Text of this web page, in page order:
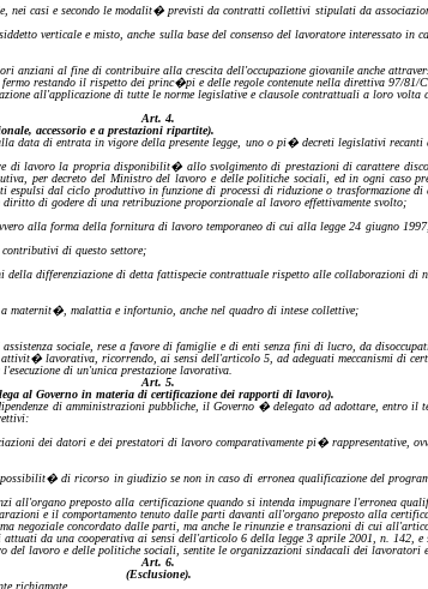
nei casi e secondo lemodalit� previsti da contratti collettivi stipulati da
verticale e misto, anche sulla base del consenso del lavoratore interessato in
anziani al fine di contribuire alla crescita dell'occupazione giovanile anche
restando il rispetto dei princ�pi e delle regole contenute nella direttiva 97/81/
all'applicazione di tutte le norme legislative e clausole contrattuali a loro
Art. 4.
accessorio e a prestazioni ripartite).
data di entrata in vigore della presente legge, uno o pi� decreti legislativi
lavoro la propria disponibilit� allo svolgimento di prestazioni di carattere
per decreto del Ministro del lavoro e delle politiche sociali, ed in ogni caso
dal ciclo produttivo in funzione di processi di riduzione o
di godere di una retribuzione proporzionale al lavoro effettivamente svolto;
alla forma della fornitura di lavoro temporaneo di cui alla legge 24 giugno
contributivi di questo settore;
differenziazione di detta fattispecie contrattuale rispetto alle collaborazioni di
maternit�, malattia e infortunio, anchenel quadro di intese collettive;
sociale, rese a favore di famiglie e di enti senza fini di lucro, da
lavorativa, ricorrendo, ai sensi dell'articolo 5, ad adeguati meccanismi di
ne di un'unica prestazione lavorativa.
Art. 5.
al Governo in materia di certificazione dei rapporti di lavoro).
di amministrazioni pubbliche, il Governo � delegato ad adottare, entro il
dei datori e dei prestatori di lavoro comparativamente pi� rappresentative,
possibilit� di ricorso in giudizio se non in casodi erronea qualificazione del
preposto alla certificazione quando si intenda impugnare l'erronea
eil comportamento tenuto dalle parti davanti all'organo preposto alla
concordato dalle parti, ma anche le rinunzie e transazioni di cui
attuati da una cooperativa ai sensi dell'articolo 6 della legge 3 aprile 2001, n. 142, e
lavoro e delle politiche sociali, sentite le organizzazioni sindacali dei
Art. 6.
(Esclusione).
richiamate.